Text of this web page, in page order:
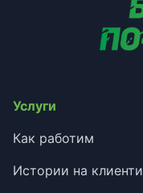
Услуги
Как работим
Истории на клиенти